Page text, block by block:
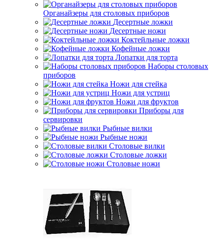
Органайзеры для столовых приборов
Десертные ложки
Десертные ножи
Коктейльные ложки
Кофейные ложки
Лопатки для торта
Наборы столовых
приборов
Ножи для стейка
Ножи для устриц
Ножи для фруктов
Приборы для
сервировки
Рыбные вилки
Рыбные ножи
Столовые вилки
Столовые ложки
Столовые ножи